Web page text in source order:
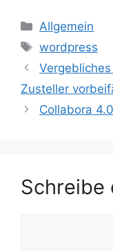
Kategorien
Allgemein
Schlagwörter
wordpress
Zusteller
Collabora
Schreibe